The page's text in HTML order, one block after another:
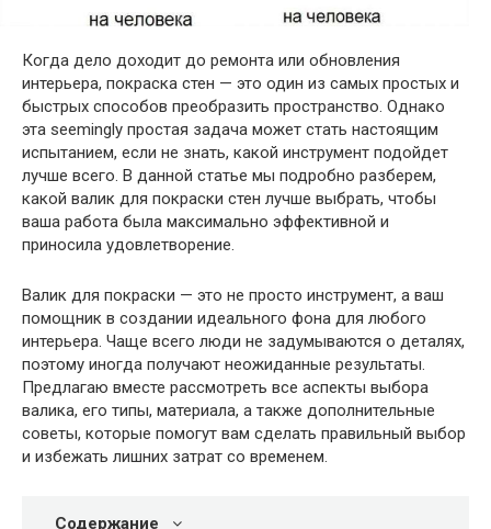
Когда дело доходит до ремонта или обновления
интерьера, покраска стен — это один из самых простых и
быстрых способов преобразить пространство. Однако
эта seemingly простая задача может стать настоящим
испытанием, если не знать, какой инструмент подойдет
лучше всего. В данной статье мы подробно разберем,
какой валик для покраски стен лучше выбрать, чтобы
ваша работа была максимально эффективной и
приносила удовлетворение.
Валик для покраски — это не просто инструмент, а ваш
помощник в создании идеального фона для любого
интерьера. Чаще всего люди не задумываются о деталях,
поэтому иногда получают неожиданные результаты.
Предлагаю вместе рассмотреть все аспекты выбора
валика, его типы, материала, а также дополнительные
советы, которые помогут вам сделать правильный выбор
и избежать лишних затрат со временем.
Содержание